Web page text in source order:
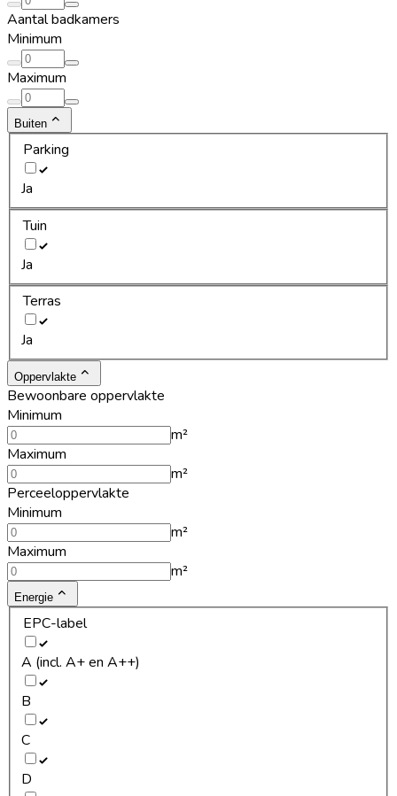
Aantal badkamers
Minimum
Maximum
Buiten
Parking
Ja
Tuin
Ja
Terras
Ja
Oppervlakte
Bewoonbare oppervlakte
Minimum
m²
Maximum
m²
Perceeloppervlakte
Minimum
m²
Maximum
m²
Energie
EPC-label
A (incl. A+ en A++)
B
C
D